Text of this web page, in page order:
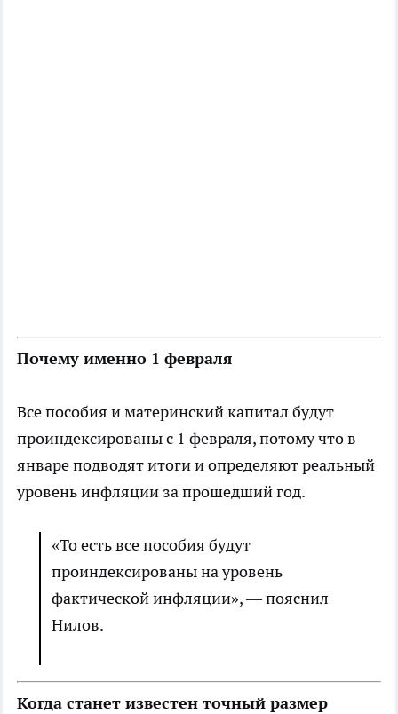
Почему именно 1 февраля
Все пособия и материнский капитал будут
проиндексированы с 1 февраля, потому что в
январе подводят итоги и определяют реальный
уровень инфляции за прошедший год.
«То есть все пособия будут
проиндексированы на уровень
фактической инфляции», —пояснил
Нилов.
Когда станет известен точный размер